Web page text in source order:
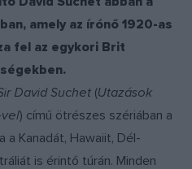
amely az írónő 1920-as
fel az egykori Brit
David Suchet (Utazások
vel) című ötrészes szériában a
Kanadát, Hawaiit, Dél-
is érintő túrán. Minden